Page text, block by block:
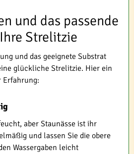
und das passende
Strelitzie
und das geeignete Substrat
glückliche Strelitzie. Hier ein
Erfahrung:
aber Staunässe ist ihr
und lassen Sie die obere
Wassergaben leicht